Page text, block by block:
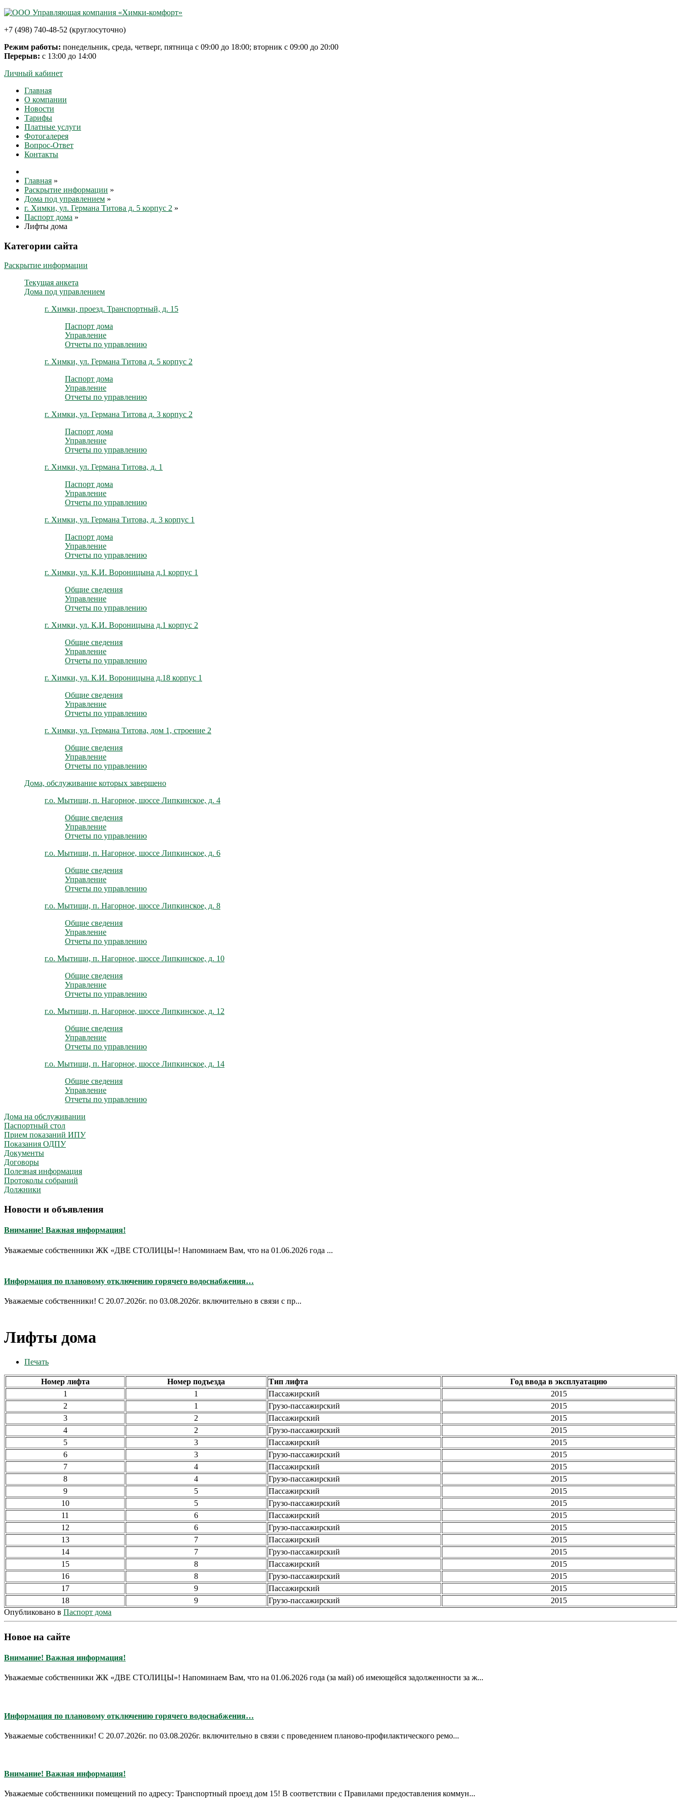
+7 (498) 740-48-52 (круглосуточно)
Режим работы: понедельник, среда, четверг, пятница с 09:00 до 18:00; вторник с 09:00 до 20:00
Перерыв: с 13:00 до 14:00
Личный кабинет
Главная
О компании
Новости
Тарифы
Платные услуги
Фотогалерея
Вопрос-Ответ
Контакты
Главная »
Раскрытие информации »
Дома под управлением »
г. Химки, ул. Германа Титова д. 5 корпус 2 »
Паспорт дома »
Лифты дома
Категории сайта
Раскрытие информации
Текущая анкета
Дома под управлением
г. Химки, проезд. Транспортный, д. 15
Паспорт дома
Управление
Отчеты по управлению
г. Химки, ул. Германа Титова д. 5 корпус 2
Паспорт дома
Управление
Отчеты по управлению
г. Химки, ул. Германа Титова д. 3 корпус 2
Паспорт дома
Управление
Отчеты по управлению
г. Химки, ул. Германа Титова, д. 1
Паспорт дома
Управление
Отчеты по управлению
г. Химки, ул. Германа Титова, д. 3 корпус 1
Паспорт дома
Управление
Отчеты по управлению
г. Химки, ул. К.И. Вороницына д.1 корпус 1
Общие сведения
Управление
Отчеты по управлению
г. Химки, ул. К.И. Вороницына д.1 корпус 2
Общие сведения
Управление
Отчеты по управлению
г. Химки, ул. К.И. Вороницына д.18 корпус 1
Общие сведения
Управление
Отчеты по управлению
г. Химки, ул. Германа Титова, дом 1, строение 2
Общие сведения
Управление
Отчеты по управлению
Дома, обслуживание которых завершено
г.о. Мытищи, п. Нагорное, шоссе Липкинское, д. 4
Общие сведения
Управление
Отчеты по управлению
г.о. Мытищи, п. Нагорное, шоссе Липкинское, д. 6
Общие сведения
Управление
Отчеты по управлению
г.о. Мытищи, п. Нагорное, шоссе Липкинское, д. 8
Общие сведения
Управление
Отчеты по управлению
г.о. Мытищи, п. Нагорное, шоссе Липкинское, д. 10
Общие сведения
Управление
Отчеты по управлению
г.о. Мытищи, п. Нагорное, шоссе Липкинское, д. 12
Общие сведения
Управление
Отчеты по управлению
г.о. Мытищи, п. Нагорное, шоссе Липкинское, д. 14
Общие сведения
Управление
Отчеты по управлению
Дома на обслуживании
Паспортный стол
Прием показаний ИПУ
Показания ОДПУ
Документы
Договоры
Полезная информация
Протоколы собраний
Должники
Новости и объявления
Внимание! Важная информация!
Уважаемые собственники ЖК «ДВЕ СТОЛИЦЫ»! Напоминаем Вам, что на 01.06.2026 года ...
Информация по плановому отключению горячего водоснабжения…
Уважаемые собственники! С 20.07.2026г. по 03.08.2026г. включительно в связи с пр...
Лифты дома
Печать
Номер лифта Номер подъезда Тип лифта
Год ввода в эксплуатацию
1
1 Пассажирский
2015
2
1 Грузо-пассажирский
2015
3
2 Пассажирский
2015
4
2 Грузо-пассажирский
2015
5
3 Пассажирский
2015
6
3 Грузо-пассажирский
2015
7
4 Пассажирский
2015
8
4 Грузо-пассажирский
2015
9
5 Пассажирский
2015
10
5 Грузо-пассажирский
2015
11
6 Пассажирский
2015
12
6 Грузо-пассажирский
2015
13
7 Пассажирский
2015
14
7 Грузо-пассажирский
2015
15
8 Пассажирский
2015
16
8 Грузо-пассажирский
2015
17
9 Пассажирский
2015
18
9 Грузо-пассажирский
2015
Опубликовано в Паспорт дома
Новое на сайте
Внимание! Важная информация!
Уважаемые собственники ЖК «ДВЕ СТОЛИЦЫ»! Напоминаем Вам, что на 01.06.2026 года (за май) об имеющейся задолженности за ж...
Информация по плановому отключению горячего водоснабжения…
Уважаемые собственники! С 20.07.2026г. по 03.08.2026г. включительно в связи с проведением планово-профилактического ремо...
Внимание! Важная информация!
Уважаемые собственники помещений по адресу: Транспортный проезд дом 15! В соответствии с Правилами предоставления коммун...